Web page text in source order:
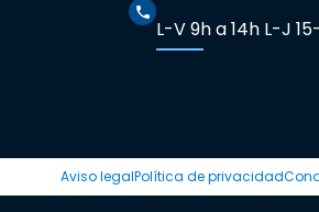
phone
L-V 9h a 14h L-J
Aviso legalPolítica de privacidad